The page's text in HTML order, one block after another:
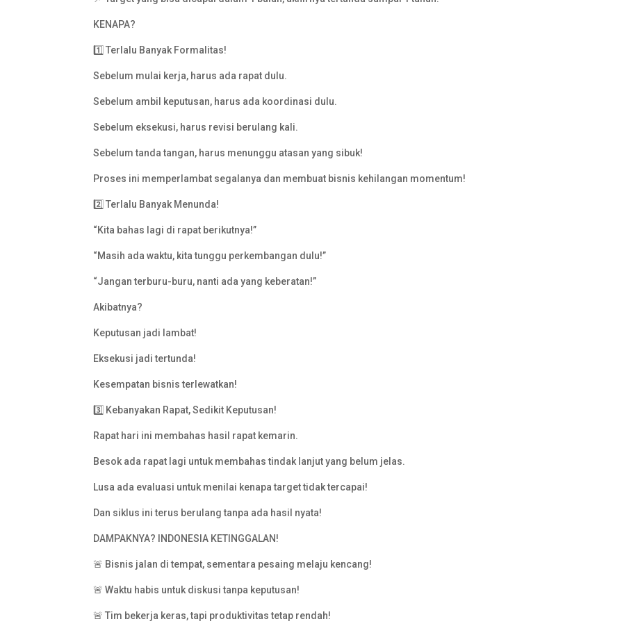
KENAPA?
1️⃣ Terlalu Banyak Formalitas!
Sebelum mulai kerja, harus ada rapat dulu.
Sebelum ambil keputusan, harus ada koordinasi dulu.
Sebelum eksekusi, harus revisi berulang kali.
Sebelum tanda tangan, harus menunggu atasan yang sibuk!
Proses ini memperlambat segalanya dan membuat bisnis kehilangan momentum!
2️⃣ Terlalu Banyak Menunda!
“Kita bahas lagi di rapat berikutnya!”
“Masih ada waktu, kita tunggu perkembangan dulu!”
“Jangan terburu-buru, nanti ada yang keberatan!”
Akibatnya?
Keputusan jadi lambat!
Eksekusi jadi tertunda!
Kesempatan bisnis terlewatkan!
3️⃣ Kebanyakan Rapat, Sedikit Keputusan!
Rapat hari ini membahas hasil rapat kemarin.
Besok ada rapat lagi untuk membahas tindak lanjut yang belum jelas.
Lusa ada evaluasi untuk menilai kenapa target tidak tercapai!
Dan siklus ini terus berulang tanpa ada hasil nyata!
DAMPAKNYA? INDONESIA KETINGGALAN!
🚨 Bisnis jalan di tempat, sementara pesaing melaju kencang!
🚨 Waktu habis untuk diskusi tanpa keputusan!
🚨 Tim bekerja keras, tapi produktivitas tetap rendah!